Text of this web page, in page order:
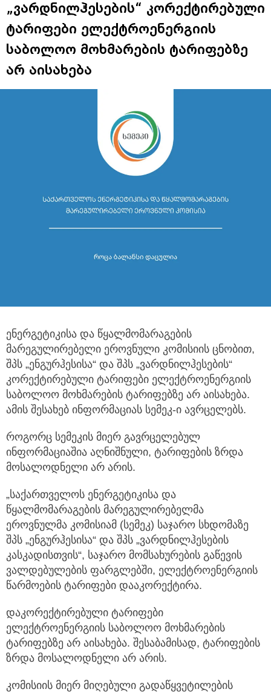
„ვარდნილჰესების“ კორექტირებული
ტარიფები ელექტროენერგიის
საბოლოო მოხმარების ტარიფებზე
არ აისახება
ენერგეტიკისა და წყალმომარაგების
მარეგულირებელი ეროვნული კომისიის ცნობით,
შპს „ენგურჰესისა“ და შპს „ვარდნილჰესების“
კორექტირებული ტარიფები ელექტროენერგიის
საბოლოო მოხმარების ტარიფებზე არ აისახება.
ამის შესახებ ინფორმაციას სემეკ-ი ავრცელებს.
როგორც სემეკის მიერ გავრცელებულ
ინფორმაციაშია აღნიშნული, ტარიფების ზრდა
მოსალოდნელი არ არის.
„საქართველოს ენერგეტიკისა და
წყალმომარაგების მარეგულირებელმა
ეროვნულმა კომისიამ (სემეკ) საჯარო სხდომაზე
შპს „ენგურჰესისა“ და შპს „ვარდნილჰესების
კასკადისთვის“, საჯარო მომსახურების გაწევის
ვალდებულების ფარგლებში, ელექტროენერგიის
წარმოების ტარიფები დააკორექტირა.
დაკორექტირებული ტარიფები
ელექტროენერგიის საბოლოო მოხმარების
ტარიფებზე არ აისახება. შესაბამისად, ტარიფების
ზრდა მოსალოდნელი არ არის.
კომისიის მიერ მიღებული გადაწყვეტილების